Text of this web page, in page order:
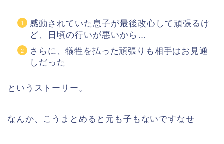
感動されていた息子が最後改心して頑張るけ
ど、日頃の行いが悪いから…
さらに、犠牲を払った頑張りも相手はお見通
しだった
というストーリー。
なんか、こうまとめると元も子もないですなせ